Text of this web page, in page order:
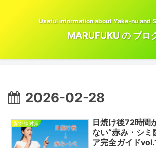
Useful information about Yake-nu and
MARUFUKU の ブロ
2026-02-28
紫外線対策
日焼け後72時間
ない“赤み・シミ
ア完全ガイド